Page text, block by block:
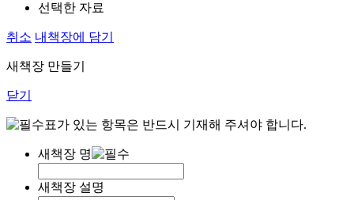
선택한 자료
취소 내책장에 담기
새책장 만들기
닫기
표가 있는 항목은 반드시 기재해 주셔야 합니다.
새책장 명
새책장 설명